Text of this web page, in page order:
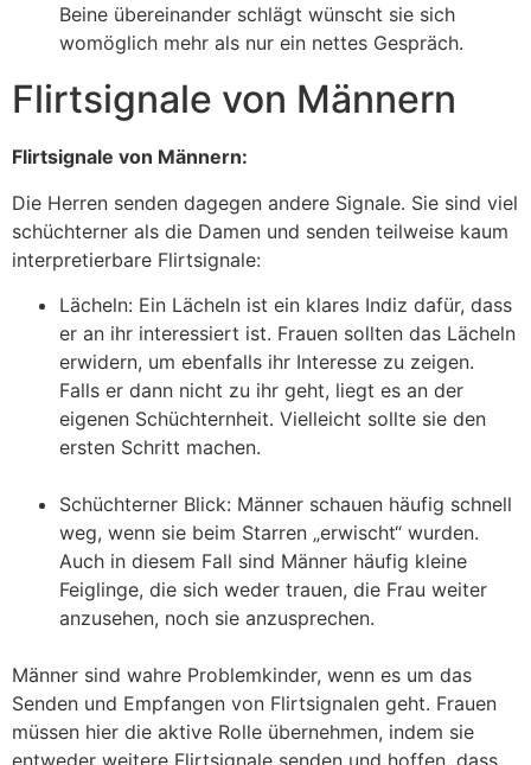
Beine übereinander schlägt wünscht sie sich
womöglich mehr als nur ein nettes Gespräch.
Flirtsignale von Männern
Flirtsignale von Männern:
Die Herren senden dagegen andere Signale. Sie sind viel
schüchterner als die Damen und senden teilweise kaum
interpretierbare Flirtsignale:
Lächeln: Ein Lächeln ist ein klares Indiz dafür, dass
er an ihr interessiert ist. Frauen sollten das Lächeln
erwidern, um ebenfalls ihr Interesse zu zeigen.
Falls er dann nicht zu ihr geht, liegt es an der
eigenen Schüchternheit. Vielleicht sollte sie den
ersten Schritt machen.
Schüchterner Blick: Männer schauen häufig schnell
weg, wenn sie beim Starren „erwischt“ wurden.
Auch in diesem Fall sind Männer häufig kleine
Feiglinge, die sich weder trauen, die Frau weiter
anzusehen, noch sie anzusprechen.
Männer sind wahre Problemkinder, wenn es um das
Senden und Empfangen von Flirtsignalen geht. Frauen
müssen hier die aktive Rolle übernehmen, indem sie